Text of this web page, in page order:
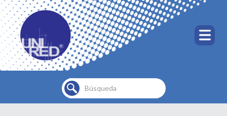
Buscar...